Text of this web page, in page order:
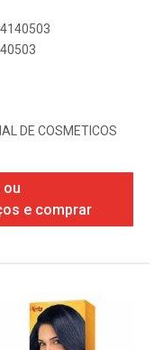
DE COSMETICOS
ou
e comprar